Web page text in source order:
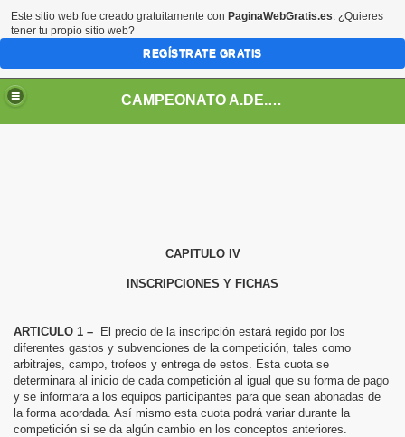
CAMPEONATO A.DE.FU 7 FUENGIROLA - MIJAS
CAPITULO IV
INSCRIPCIONES Y FICHAS
ARTICULO 1 –
El precio de la inscripción estará regido por los
diferentes gastos y subvenciones de la competición, tales como
arbitrajes, campo, trofeos y entrega de estos. Esta cuota se
determinara al inicio de cada competición al igual que su forma de pago
y se informara a los equipos participantes para que sean abonadas de
la forma acordada. Así mismo esta cuota podrá variar durante la
competición si se da algún cambio en los conceptos anteriores.
ADEFU 7, 2025-2026
2026
2024-2025
Este sitio web fue creado gratuitamente con PaginaWebGratis.es. ¿Quieres
tener tu propio sitio web?
REGÍSTRATE GRATIS